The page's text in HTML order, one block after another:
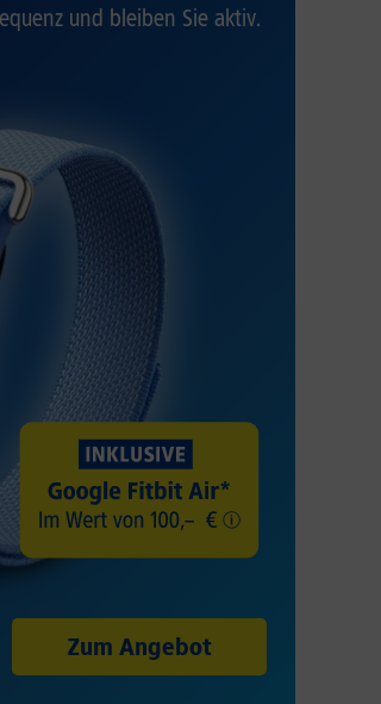
und bleiben Sie aktiv.
Zum Angebot